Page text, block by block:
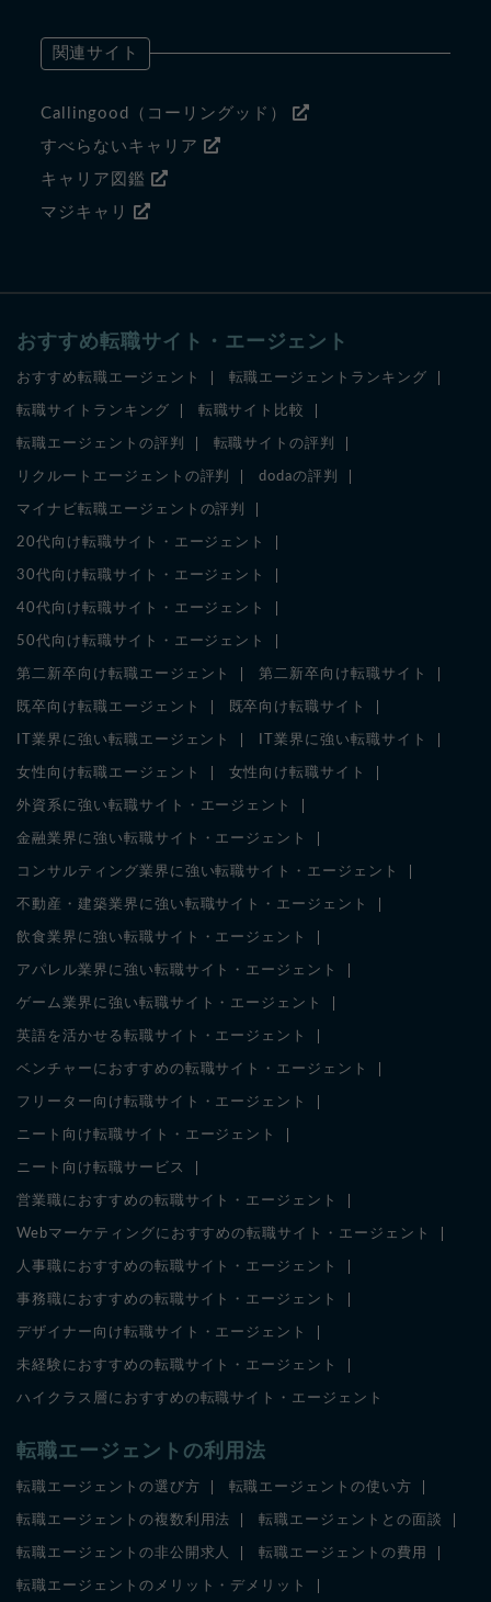
関連サイト
Callingood（コーリングッド）
すべらないキャリア
キャリア図鑑
マジキャリ
おすすめ転職サイト・エージェント
おすすめ転職エージェント 転職エージェントランキング
転職サイトランキング 転職サイト比較
転職エージェントの評判 転職サイトの評判
リクルートエージェントの評判 dodaの評判
マイナビ転職エージェントの評判
20代向け転職サイト・エージェント
30代向け転職サイト・エージェント
40代向け転職サイト・エージェント
50代向け転職サイト・エージェント
第二新卒向け転職エージェント 第二新卒向け転職サイト
既卒向け転職エージェント 既卒向け転職サイト
IT業界に強い転職エージェント IT業界に強い転職サイト
女性向け転職エージェント 女性向け転職サイト
外資系に強い転職サイト・エージェント
金融業界に強い転職サイト・エージェント
コンサルティング業界に強い転職サイト・エージェント
不動産・建築業界に強い転職サイト・エージェント
飲食業界に強い転職サイト・エージェント
アパレル業界に強い転職サイト・エージェント
ゲーム業界に強い転職サイト・エージェント
英語を活かせる転職サイト・エージェント
ベンチャーにおすすめの転職サイト・エージェント
フリーター向け転職サイト・エージェント
ニート向け転職サイト・エージェント
ニート向け転職サービス
営業職におすすめの転職サイト・エージェント
Webマーケティングにおすすめの転職サイト・エージェント
人事職におすすめの転職サイト・エージェント
事務職におすすめの転職サイト・エージェント
デザイナー向け転職サイト・エージェント
未経験におすすめの転職サイト・エージェント
ハイクラス層におすすめの転職サイト・エージェント
転職エージェントの利用法
転職エージェントの選び方 転職エージェントの使い方
転職エージェントの複数利用法 転職エージェントとの面談
転職エージェントの非公開求人 転職エージェントの費用
転職エージェントのメリット・デメリット